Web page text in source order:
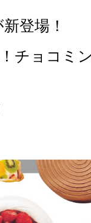
登場！
チョコミ